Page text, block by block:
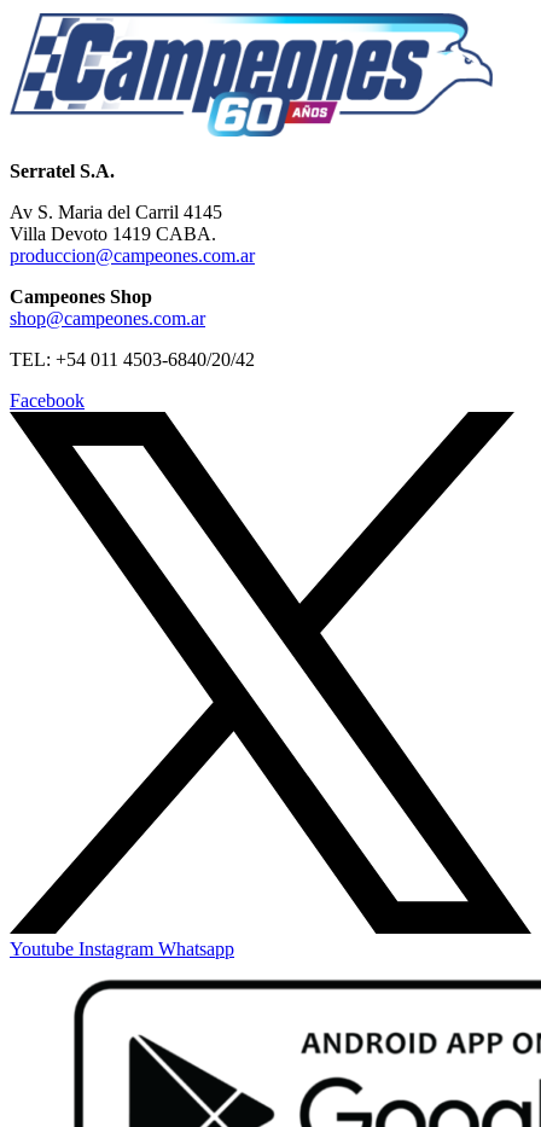
Serratel S.A.
Av S. Maria del Carril 4145
Villa Devoto 1419 CABA.
produccion@campeones.com.ar
Campeones Shop
shop@campeones.com.ar
TEL: +54 011 4503-6840/20/42
Facebook
Youtube Instagram Whatsapp